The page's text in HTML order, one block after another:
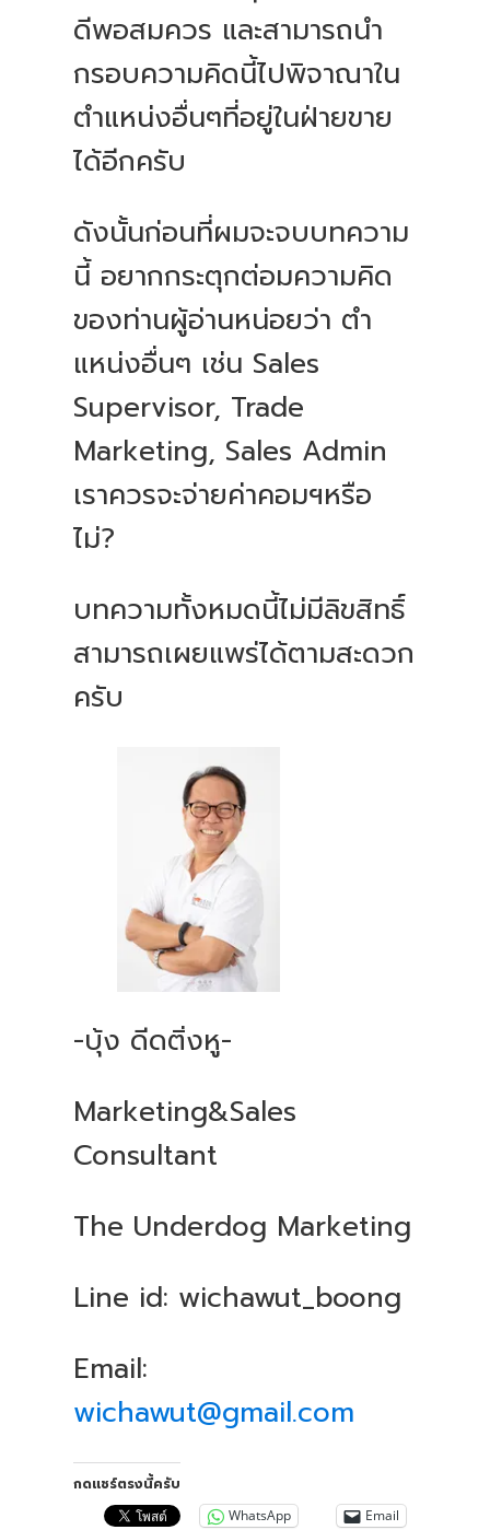
ดีพอสมควร และสามารถนำ
กรอบความคิดนี้ไปพิจาณาใน
ตำแหน่งอื่นๆที่อยู่ในฝ่ายขาย
ได้อีกครับ
ดังนั้นก่อนที่ผมจะจบบทความ
นี้ อยากกระตุกต่อมความคิด
ของท่านผู้อ่านหน่อยว่า ตำ
แหน่งอื่นๆ เช่น Sales
Supervisor, Trade
Marketing, Sales Admin
เราควรจะจ่ายค่าคอมฯหรือ
ไม่?
บทความทั้งหมดนี้ไม่มีลิขสิทธิ์
สามารถเผยแพร่ได้ตามสะดวก
ครับ
-บุ้ง ดีดติ่งหู-
Marketing&Sales
Consultant
The Underdog Marketing
Line id: wichawut_boong
Email:
wichawut@gmail.com
กดแชร์ตรงนี้ครับ
WhatsApp
Email